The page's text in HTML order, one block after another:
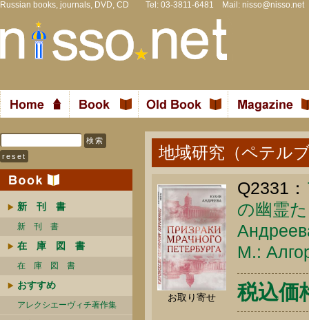
Russian books, journals, DVD, CD Tel: 03-3811-6481 Mail: nisso@nisso.net
新 刊 書
新 刊 書
在 庫 図 書
在 庫 図 書
おすすめ
アレクシエーヴィチ著作集
地域研究（ペテル
お取り寄せ
Q2331：
の幽霊
М.:
税込価